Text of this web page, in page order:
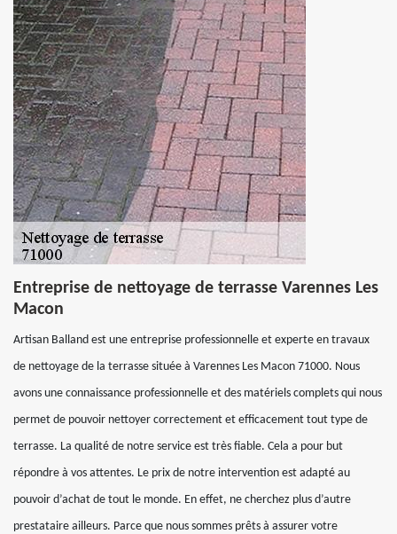
Entreprise de nettoyage de terrasse Varennes Les
Macon
Artisan Balland est une entreprise professionnelle et experte en travaux
de nettoyage de la terrasse située à Varennes Les Macon 71000. Nous
avons une connaissance professionnelle et des matériels complets qui nous
permet de pouvoir nettoyer correctement et efficacement tout type de
terrasse. La qualité de notre service est très fiable. Cela a pour but
répondre à vos attentes. Le prix de notre intervention est adapté au
pouvoir d’achat de tout le monde. En effet, ne cherchez plus d’autre
prestataire ailleurs. Parce que nous sommes prêts à assurer votre